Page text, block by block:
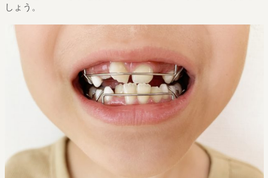
しょう。